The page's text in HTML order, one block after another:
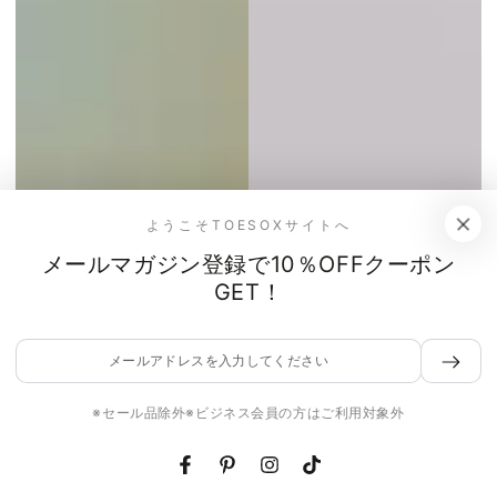
ようこそTOESOXサイトへ
メールマガジン登録で10％OFFクーポン
GET！
メ
ー
※セール品除外※ビジネス会員の方はご利用対象外
FacebookPinterestInstagram
TikTok